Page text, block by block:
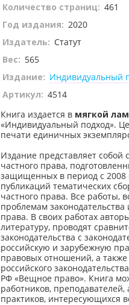
Количество страниц: 461
Год издания: 2020
Издатель: Статут
Вес: 565
Издание: Индивидуальный
Артикул: 4514
Книга издается в мягкой
«Индивидуальный подход».
печати единичных
Издание представляет собой
частного права,
защищенных в период с 2008
публикаций тематических
частного права. Все
проблемам
права. В своих работах
литературу, проводят
законодательства с
российскую и зарубежную
правовых отношений, а
российского
РФ «Вещное право». Книга
работников,
практиков, интересующихся